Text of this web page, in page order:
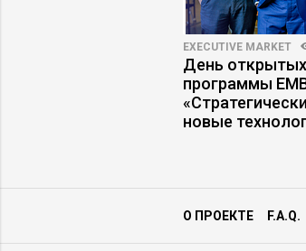
EXECUTIVE MARKET
День
программы
новые
О ПРОЕКТЕ F.A.Q.